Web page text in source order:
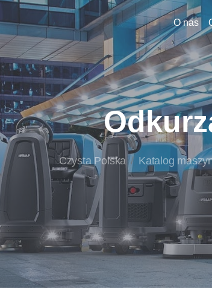
O nas
Czysta Polska Katalog